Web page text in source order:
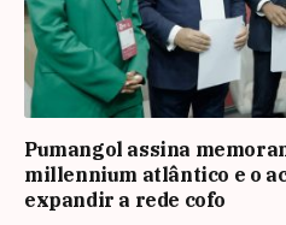
Pumangol assina
millennium atlântico e o
expandir a rede cofo